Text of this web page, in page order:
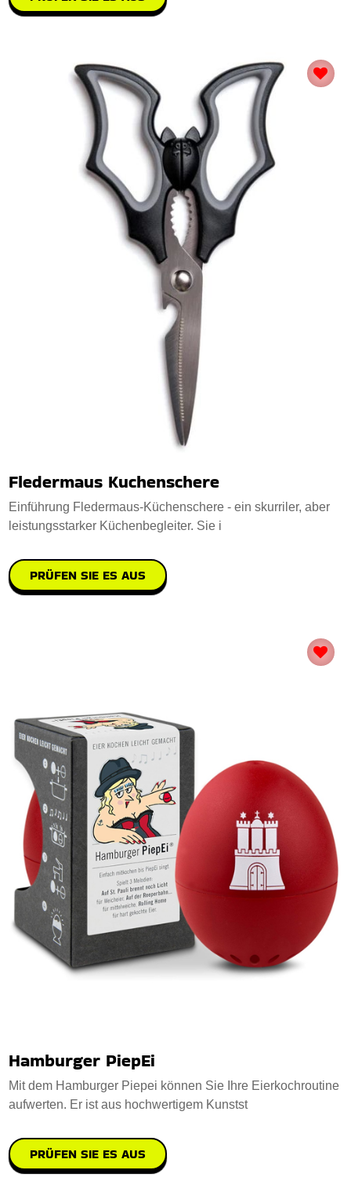
Fledermaus Kuchenschere
Einführung Fledermaus-Küchenschere - ein skurriler, aber
leistungsstarker Küchenbegleiter. Sie i
PRÜFEN SIE ES AUS
Hamburger PiepEi
Mit dem Hamburger Piepei können Sie Ihre Eierkochroutine
aufwerten. Er ist aus hochwertigem Kunstst
PRÜFEN SIE ES AUS